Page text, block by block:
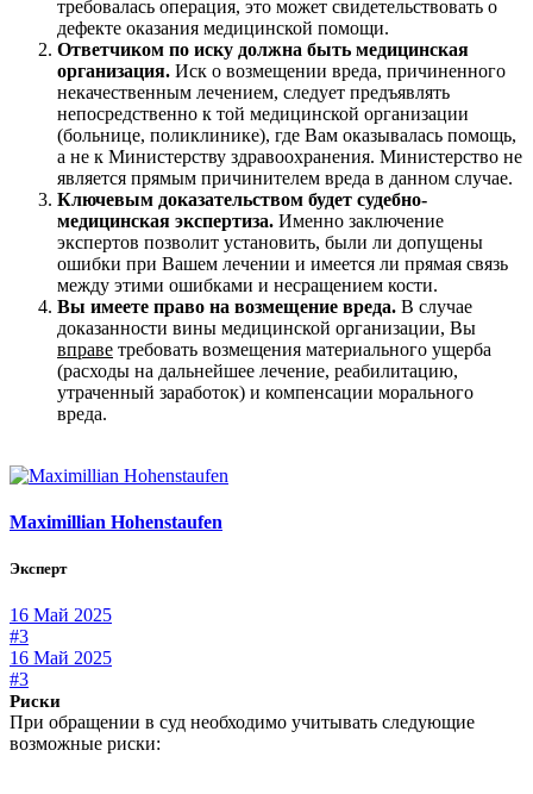
требовалась операция, это может свидетельствовать о
дефекте оказания медицинской помощи.
Ответчиком по иску должна быть медицинская
организация. Иск о возмещении вреда, причиненного
некачественным лечением, следует предъявлять
непосредственно к той медицинской организации
(больнице, поликлинике), где Вам оказывалась помощь,
а не к Министерству здравоохранения. Министерство не
является прямым причинителем вреда в данном случае.
Ключевым доказательством будет судебно-
медицинская экспертиза. Именно заключение
экспертов позволит установить, были ли допущены
ошибки при Вашем лечении и имеется ли прямая связь
между этими ошибками и несращением кости.
Вы имеете право на возмещение вреда. В случае
доказанности вины медицинской организации, Вы
вправе требовать возмещения материального ущерба
(расходы на дальнейшее лечение, реабилитацию,
утраченный заработок) и компенсации морального
вреда.
Maximillian Hohenstaufen
Эксперт
16 Май 2025
#3
16 Май 2025
#3
Риски
При обращении в суд необходимо учитывать следующие
возможные риски: